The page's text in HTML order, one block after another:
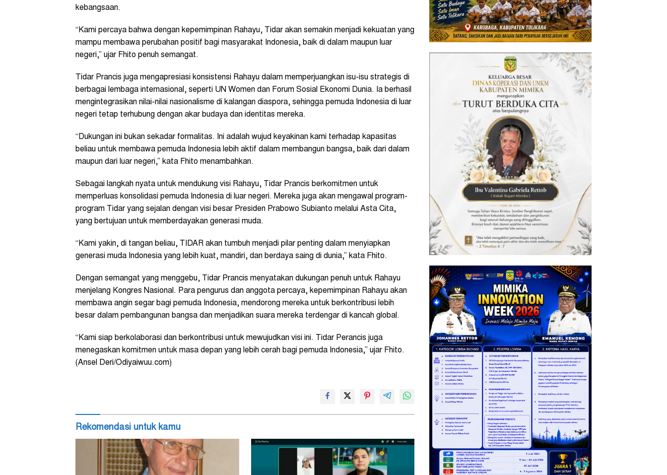
kebangsaan.
“Kami percaya bahwa dengan kepemimpinan Rahayu, Tidar akan semakin menjadi kekuatan yang
mampu membawa perubahan positif bagi masyarakat Indonesia, baik di dalam maupun luar
negeri,” ujar Fhito penuh semangat.
Tidar Prancis juga mengapresiasi konsistensi Rahayu dalam memperjuangkan isu-isu strategis di
berbagai lembaga internasional, seperti UN Women dan Forum Sosial Ekonomi Dunia. Ia berhasil
mengintegrasikan nilai-nilai nasionalisme di kalangan diaspora, sehingga pemuda Indonesia di luar
negeri tetap terhubung dengan akar budaya dan identitas mereka.
“Dukungan ini bukan sekadar formalitas. Ini adalah wujud keyakinan kami terhadap kapasitas
beliau untuk membawa pemuda Indonesia lebih aktif dalam membangun bangsa, baik dari dalam
maupun dari luar negeri,” kata Fhito menambahkan.
Sebagai langkah nyata untuk mendukung visi Rahayu, Tidar Prancis berkomitmen untuk
memperluas konsolidasi pemuda Indonesia di luar negeri. Mereka juga akan mengawal program-
program Tidar yang sejalan dengan visi besar Presiden Prabowo Subianto melalui Asta Cita,
yang bertujuan untuk memberdayakan generasi muda.
“Kami yakin, di tangan beliau, TIDAR akan tumbuh menjadi pilar penting dalam menyiapkan
generasi muda Indonesia yang lebih kuat, mandiri, dan berdaya saing di dunia,” kata Fhito.
Dengan semangat yang menggebu, Tidar Prancis menyatakan dukungan penuh untuk Rahayu
menjelang Kongres Nasional. Para pengurus dan anggota percaya, kepemimpinan Rahayu akan
membawa angin segar bagi pemuda Indonesia, mendorong mereka untuk berkontribusi lebih
besar dalam pembangunan bangsa dan menjadikan suara mereka terdengar di kancah global.
“Kami siap berkolaborasi dan berkontribusi untuk mewujudkan visi ini. Tidar Perancis juga
menegaskan komitmen untuk masa depan yang lebih cerah bagi pemuda Indonesia,” ujar Fhito.
(Ansel Deri/Odiyaiwuu.com)
Rekomendasi untuk kamu